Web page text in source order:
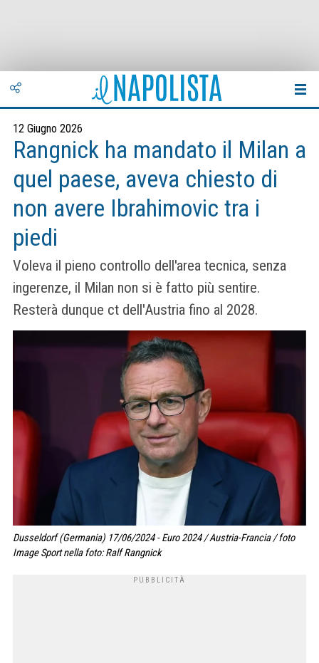
12 Giugno 2026
Rangnick ha mandato il Milan a
quel paese, aveva chiesto di
non avere Ibrahimovic tra i
piedi
Voleva il pieno controllo dell'area tecnica, senza
ingerenze, il Milan non si è fatto più sentire.
Resterà dunque ct dell'Austria fino al 2028.
Dusseldorf (Germania) 17/06/2024 - Euro 2024 / Austria-Francia / foto
Image Sport nella foto: Ralf Rangnick